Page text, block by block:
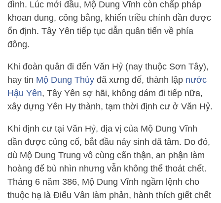
đình. Lúc mới đầu, Mộ Dung Vĩnh còn chấp pháp
khoan dung, công bằng, khiến triều chính dần được
ổn định. Tây Yên tiếp tục dẫn quân tiến về phía
đông.
Khi đoàn quân đi đến Văn Hỷ (nay thuộc Sơn Tây),
hay tin Mộ Dung Thùy đã xưng đế, thành lập nước
Hậu Yên, Tây Yên sợ hãi, không dám đi tiếp nữa,
xây dựng Yên Hy thành, tạm thời định cư ở Văn Hỷ.
Khi định cư tại Văn Hỷ, địa vị của Mộ Dung Vĩnh
dần được củng cố, bắt đầu nảy sinh dã tâm. Do đó,
dù Mộ Dung Trung vô cùng cẩn thận, an phận làm
hoàng đế bù nhìn nhưng vẫn không thể thoát chết.
Tháng 6 năm 386, Mộ Dung Vĩnh ngầm lệnh cho
thuộc hạ là Điếu Vân làm phản, hành thích giết chết